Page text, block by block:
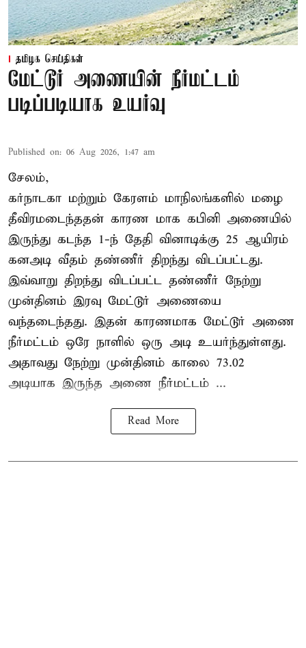
தமிழக செய்திகள்
மேட்டூர் அணையின் நீர்மட்டம்
படிப்படியாக உயர்வு
Published on: 06 Aug 2026, 1:47 am
சேலம்,
கர்நாடகா மற்றும் கேரளம் மாநிலங்களில் மழை
தீவிரமடைந்ததன் காரண மாக கபினி அணையில்
இருந்து கடந்த 1-ந் தேதி வினாடிக்கு 25 ஆயிரம்
கனஅடி வீதம் தண்ணீர் திறந்து விடப்பட்டது.
இவ்வாறு திறந்து விடப்பட்ட தண்ணீர் நேற்று
முன்தினம் இரவு மேட்டூர் அணையை
வந்தடைந்தது. இதன் காரணமாக மேட்டூர் அணை
நீர்மட்டம் ஒரே நாளில் ஒரு அடி உயர்ந்துள்ளது.
அதாவது நேற்று முன்தினம் காலை 73.02
அடியாக இருந்த அணை நீர்மட்டம் ...
Read More